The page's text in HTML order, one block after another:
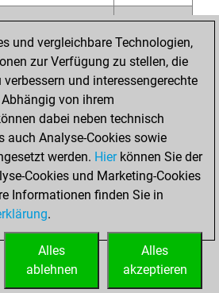
0
1362
0
0
0
und vergleichbare Technologien,
zur Verfügung zu stellen, die
und interessengerechte
von ihrem
dabei neben technisch
auch Analyse-Cookies sowie
werden. Hierkönnen Sie der
Cookies und Marketing-Cookies
Informationen finden Sie in
.
Alles
akzeptieren
Alles
ablehnen